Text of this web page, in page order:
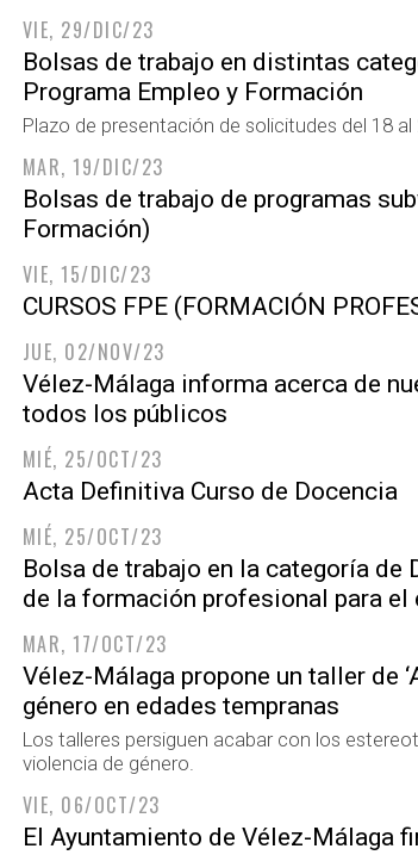
VIE, 29/DIC/23
Bolsas de trabajo en distintas
Programa Empleo y Formación
Plazo de presentación de solicitudes del 18
MAR, 19/DIC/23
Bolsas de trabajo de programas
Formación)
VIE, 15/DIC/23
CURSOS FPE (FORMACIÓN
JUE, 02/NOV/23
Vélez-Málaga informa acerca de
todos los públicos
MIÉ, 25/OCT/23
Acta Definitiva Curso de Docencia
MIÉ, 25/OCT/23
Bolsa de trabajo en la categoría
de la formación profesional para el
MAR, 17/OCT/23
Vélez-Málaga propone un taller de
género en edades tempranas
Los talleres persiguen acabar con los
violencia de género.
VIE, 06/OCT/23
El Ayuntamiento de Vélez-Málaga